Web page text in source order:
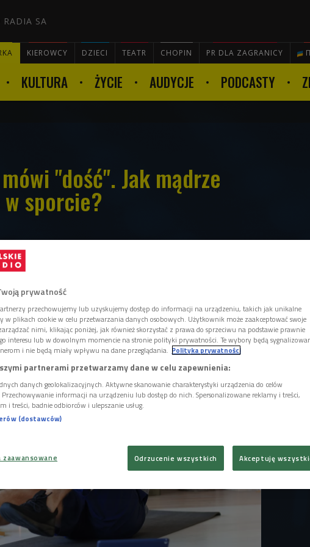
RADIA SA
KIEROWCY DZIECI TEATR CHOPIN PR DLA ZAGRANICY

KULTURA ŻYCIE AUDYCJE PODCASTY
"dość". Jak mądrze
sporcie?
tyle mądre, że uprzedza nas o
wysyła nam sygnały, że powinniśmy
najczęściej ignorujemy te znaki, nie
organizmu, a konsekwencje mogą być
Monika Świątek, trenerka mentalna
ultra.
prywatność
przechowujemy lub uzyskujemy dostęp do informacji na urządzeniu, takich jak unikalne
w plikach cookie w celu przetwarzania danych osobowych. Użytkownik może zaakceptować swoje
nimi, klikając poniżej, jak również skorzystać z prawa do sprzeciwu na podstawie prawnie
interesu lub w dowolnym momencie na stronie polityki prywatności. Te wybory będą
i nie będą miały wpływu na dane przeglądania. Polityka prywatności
partnerami przetwarzamy dane w celu zapewnienia:
danych geolokalizacyjnych. Aktywne skanowanie charakterystyki urządzenia do celów
informacji na urządzeniu lub dostęp do nich. Spersonalizowane reklamy i treści,
i treści, badnie odbiorców i ulepszanie usług.
(dostawców)
Odrzucenie wszystkich Akceptuję